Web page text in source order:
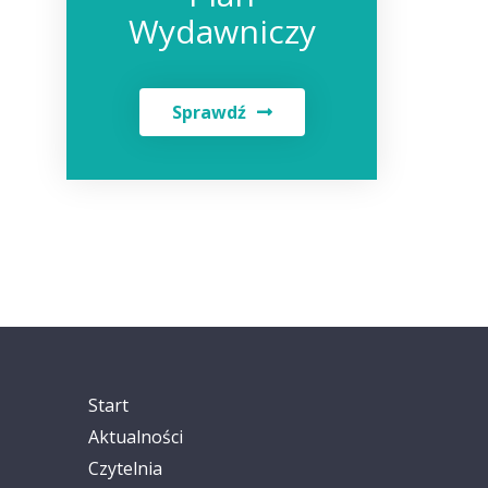
Wydawniczy
Sprawdź
Start
Aktualności
Czytelnia